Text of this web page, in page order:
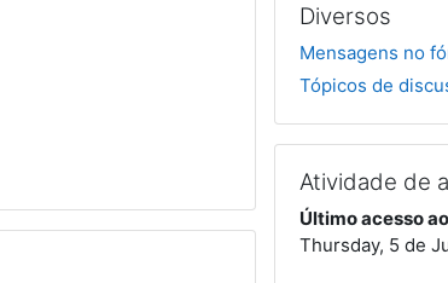
Diversos
Mensagens no
Tópicos de
Atividade de
Último acesso
Thursday, 5 de